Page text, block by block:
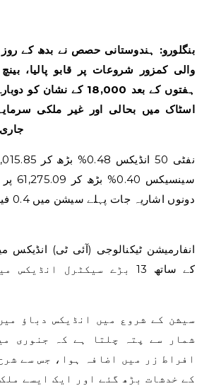
بنگلورو: ہندوستانی حصص نے بدھ کے روز
والی کمزور شروعات پر قابو پالیا،
ہفتوں کے بعد 18,000 کے
اسٹاک میں بحالی اور غیر ملکی
کے ساتھ 13 بڑے سیکٹرل
سیشن کے شروع میں انڈیکس دباؤ
شمار سے پتہ چلتا ہے کہ جنوری
افراط زر میں اضافہ ہوا، جس سے
کے خدشات بڑھ گئے اور ایک ایسے